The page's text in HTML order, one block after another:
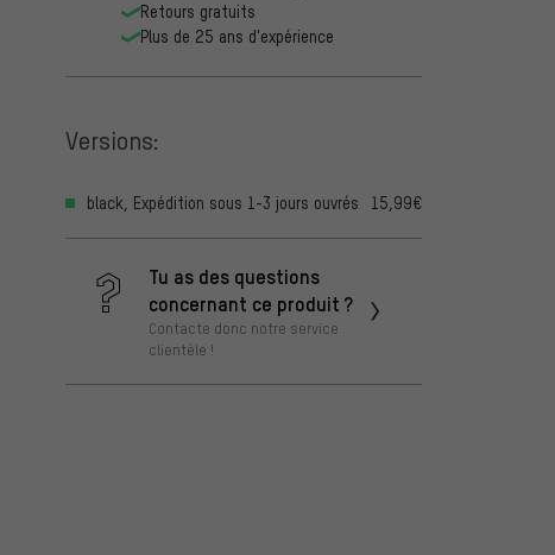
Retours gratuits
Plus de 25 ans d'expérience
Versions:
black, Expédition sous 1-3 jours ouvrés 15,99€
Tu as des questions
concernant ce produit ?
Contacte donc notre service
clientèle !